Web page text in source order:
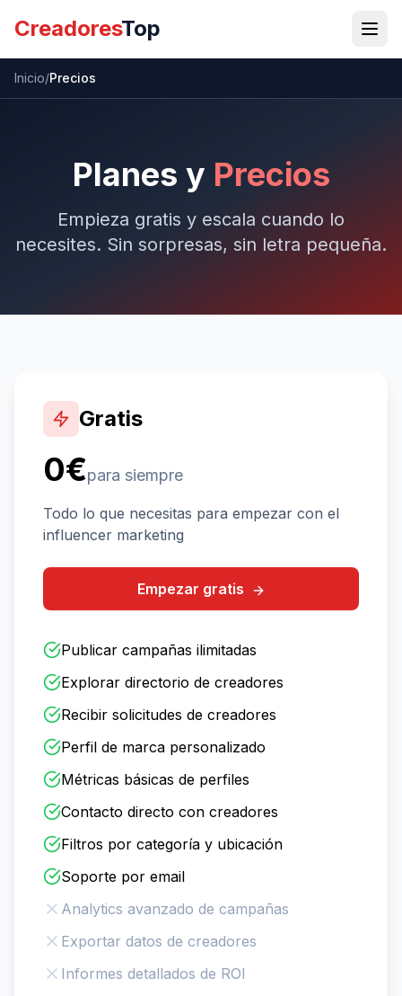
CreadoresTop
Inicio/Precios
Planes y Precios
Empieza gratis y escala cuando lo
necesites. Sin sorpresas, sin letra pequeña.
Gratis
0€para siempre
Todo lo que necesitas para empezar con el
influencer marketing
Empezar gratis
Publicar campañas ilimitadas
Explorar directorio de creadores
Recibir solicitudes de creadores
Perfil de marca personalizado
Métricas básicas de perfiles
Contacto directo con creadores
Filtros por categoría y ubicación
Soporte por email
Analytics avanzado de campañas
Exportar datos de creadores
Informes detallados de ROI